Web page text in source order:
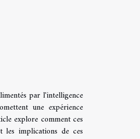
par l'intelligence
une expérience
explore comment ces
les implications de ces